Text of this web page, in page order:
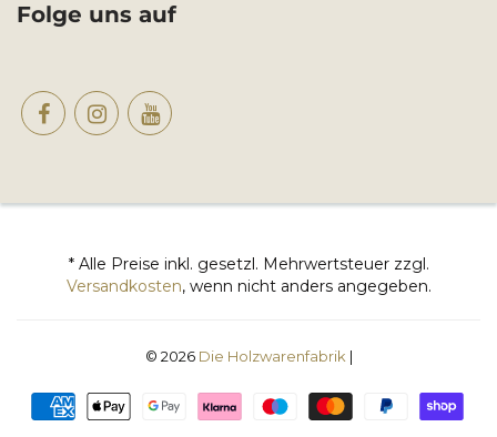
Folge uns auf
* Alle Preise inkl. gesetzl. Mehrwertsteuer zzgl.
Versandkosten, wenn nicht anders angegeben.
© 2026 Die Holzwarenfabrik |